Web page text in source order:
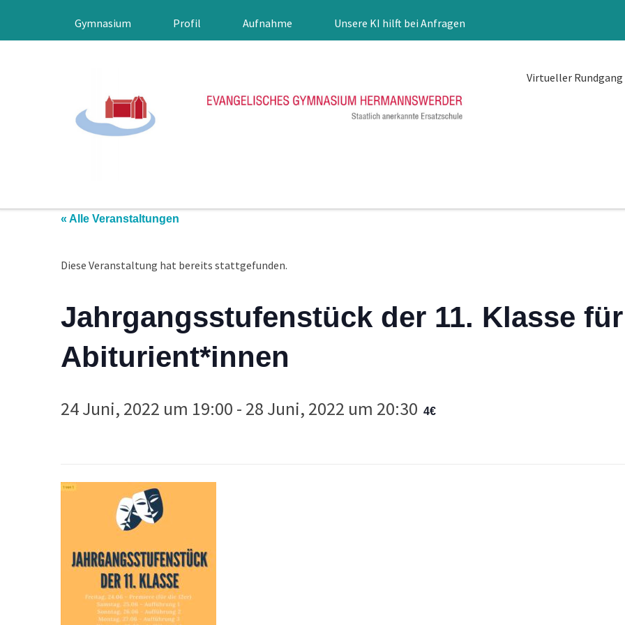
Gymnasium Profil Aufnahme Unsere KI hilft bei Anfragen
Virtueller Rundgang
« Alle Veranstaltungen
Diese Veranstaltung hat bereits stattgefunden.
Jahrgangsstufenstück der 11. Klasse
Abiturient*innen
24 Juni, 2022 um 19:00 - 28 Juni, 2022 um 20:30 4€